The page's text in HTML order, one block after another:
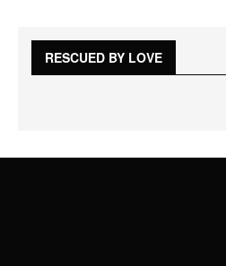
RESCUED BY LOVE